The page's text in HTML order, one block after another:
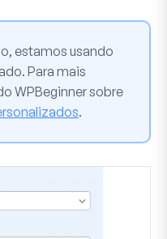
estamos usando
Para mais
WPBeginner sobre
.